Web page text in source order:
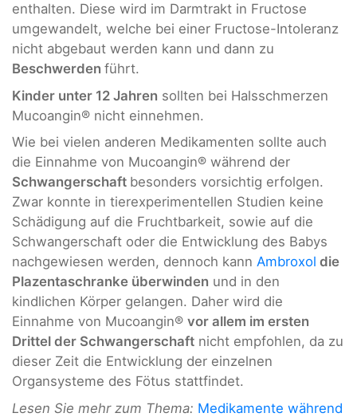
enthalten. Diese wird im Darmtrakt in Fructose
umgewandelt, welche bei einer Fructose-Intoleranz
nicht abgebaut werden kann und dann zu
Beschwerden führt.
Kinder unter 12 Jahren sollten bei Halsschmerzen
Mucoangin® nicht einnehmen.
Wie bei vielen anderen Medikamenten sollte auch
die Einnahme von Mucoangin® während der
Schwangerschaft besonders vorsichtig erfolgen.
Zwar konnte in tierexperimentellen Studien keine
Schädigung auf die Fruchtbarkeit, sowie auf die
Schwangerschaft oder die Entwicklung des Babys
nachgewiesen werden, dennoch kann Ambroxol die
Plazentaschranke überwinden und in den
kindlichen Körper gelangen. Daher wird die
Einnahme von Mucoangin® vor allem im ersten
Drittel der Schwangerschaft nicht empfohlen, da zu
dieser Zeit die Entwicklung der einzelnen
Organsysteme des Fötus stattfindet.
Lesen Sie mehr zum Thema: Medikamente während